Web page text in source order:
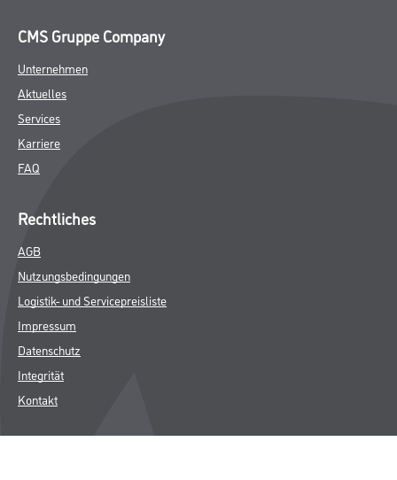
CMS Gruppe Company
Unternehmen
Aktuelles
Services
Karriere
FAQ
Rechtliches
AGB
Nutzungsbedingungen
Logistik- und Servicepreisliste
Impressum
Datenschutz
Integrität
Kontakt